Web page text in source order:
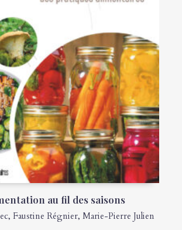
au fil des saisons
, Faustine Régnier,Marie-Pierre Julien